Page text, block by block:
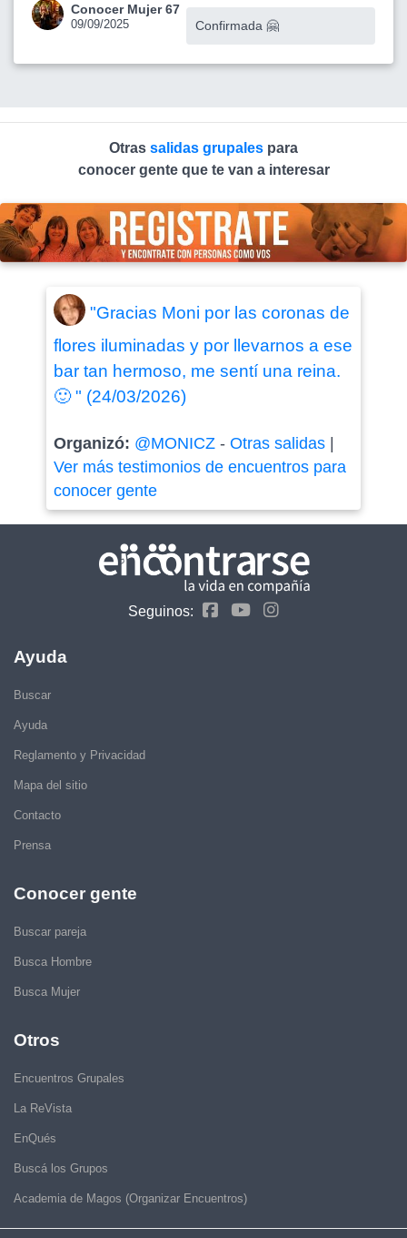
Conocer Mujer 67
09/09/2025 Confirmada 🤗
Otras salidas grupales para
conocer gente que te van a interesar
"Gracias Moni por las coronas de
flores iluminadas y por llevarnos a ese
bar tan hermoso, me sentí una reina.
🙂 " (24/03/2026)
Organizó: @MONICZ- Otras salidas|
Ver más testimonios de encuentros para
conocer gente
Seguinos:
Ayuda
Buscar
Ayuda
Reglamento y Privacidad
Mapa del sitio
Contacto
Prensa
Conocer gente
Buscar pareja
Busca Hombre
Busca Mujer
Otros
Encuentros Grupales
La ReVista
EnQués
Buscá los Grupos
Academia de Magos (Organizar Encuentros)